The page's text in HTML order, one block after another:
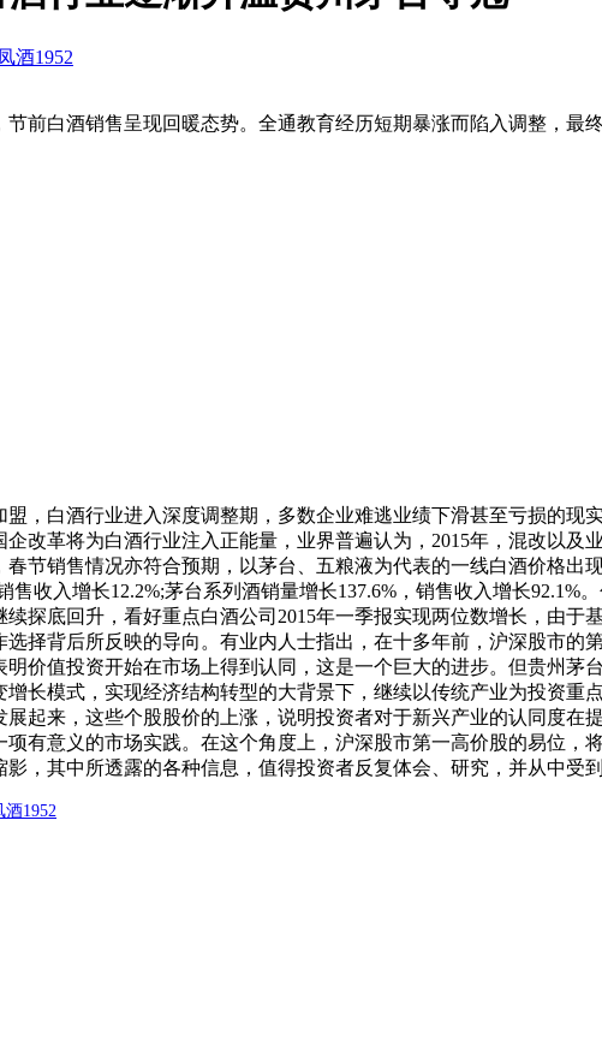
酒1952
节前白酒销售呈现回暖态势。全通教育经历短期暴涨而陷入调整，最
盟，白酒行业进入深度调整期，多数企业难逃业绩下滑甚至亏损的现
改革将为白酒行业注入正能量，业界普遍认为，2015年，混改以及
销售情况亦符合预期，以茅台、五粮液为代表的一线白酒价格出
收入增长12.2%;茅台系列酒销量增长137.6%，销售收入增长92.1%
探底回升，看好重点白酒公司2015年一季报实现两位数增长，由
择背后所反映的导向。有业内人士指出，在十多年前，沪深股市的
价值投资开始在市场上得到认同，这是一个巨大的进步。但贵州茅
长模式，实现经济结构转型的大背景下，继续以传统产业为投资重
起来，这些个股股价的上涨，说明投资者对于新兴产业的认同度在
有意义的市场实践。在这个角度上，沪深股市第一高价股的易位，
，其中所透露的各种信息，值得投资者反复体会、研究，并从中受到
酒1952